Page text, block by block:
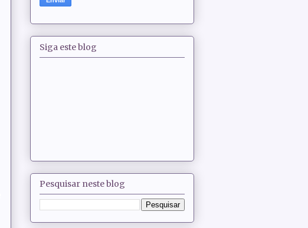
Siga este blog
Pesquisar neste blog